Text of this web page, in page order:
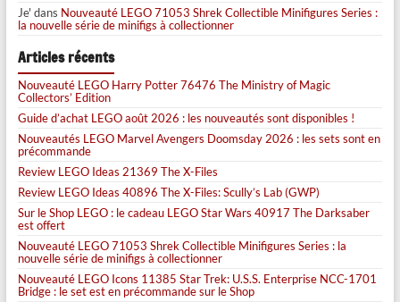
Je' dans Nouveauté LEGO 71053 Shrek Collectible Minifigures Series :
la nouvelle série de minifigs à collectionner
Articles récents
Nouveauté LEGO Harry Potter 76476 The Ministry of Magic
Collectors’ Edition
Guide d’achat LEGO août 2026 : les nouveautés sont disponibles !
Nouveautés LEGO Marvel Avengers Doomsday 2026 : les sets sont en
précommande
Review LEGO Ideas 21369 The X-Files
Review LEGO Ideas 40896 The X-Files: Scully’s Lab (GWP)
Sur le Shop LEGO : le cadeau LEGO Star Wars 40917 The Darksaber
est offert
Nouveauté LEGO 71053 Shrek Collectible Minifigures Series : la
nouvelle série de minifigs à collectionner
Nouveauté LEGO Icons 11385 Star Trek: U.S.S. Enterprise NCC-1701
Bridge : le set est en précommande sur le Shop